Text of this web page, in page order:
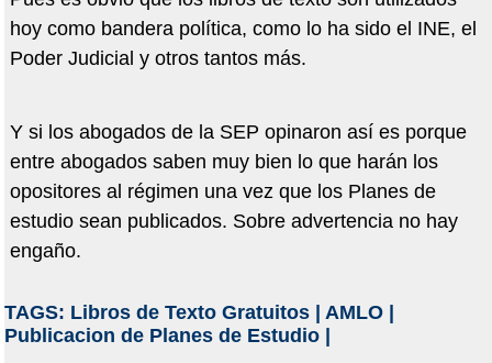
hoy como bandera política, como lo ha sido el INE, el
Poder Judicial y otros tantos más.
Y si los abogados de la SEP opinaron así es porque
entre abogados saben muy bien lo que harán los
opositores al régimen una vez que los Planes de
estudio sean publicados. Sobre advertencia no hay
engaño.
TAGS: Libros de Texto Gratuitos| AMLO|
Publicacion de Planes de Estudio|